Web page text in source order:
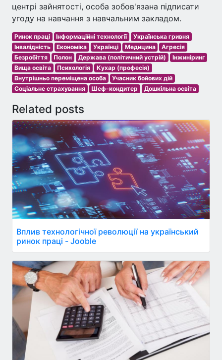
центрі зайнятості, особа зобов'язана підписати
угоду на навчання з навчальним закладом.
Ринок праці Інформаційні технології
Українська гривня
Інвалідність
Економіка Українці Медицина
Агресія
Безробіття
Полон Держава (політичний устрій)
Інжиніринг
Вища освіта
Психологія
Кухар (професія)
Внутрішньо переміщена особа
Учасник бойових дій
Соціальне страхування
Шеф-кондитер Дошкільна освіта
Related posts
Вплив технологічної революції на український
ринок праці - Jooble